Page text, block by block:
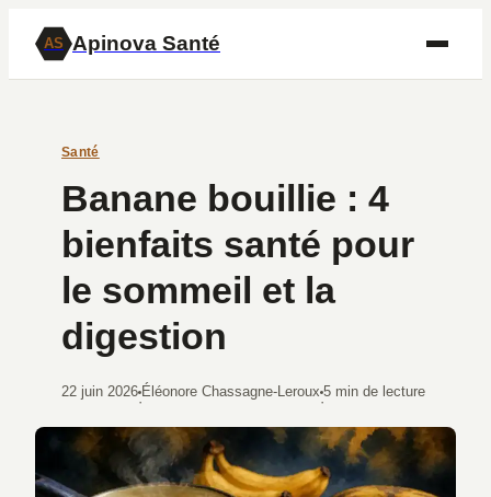
AS Apinova Santé
Santé
Banane bouillie : 4
bienfaits santé pour
le sommeil et la
digestion
22 juin 2026
·
Éléonore Chassagne-Leroux
·
5 min de lecture